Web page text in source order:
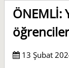
ÖNEMLİ:
13 Şubat